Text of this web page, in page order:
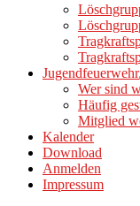
Jugendfeuerwehr
Wer sind
Häufig
Mitglied
Kalender
Download
Anmelden
Impressum